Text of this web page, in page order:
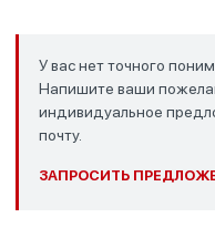
У вас нет точного
Напишите ваши
индивидуальное
почту.
ЗАПРОСИТЬ